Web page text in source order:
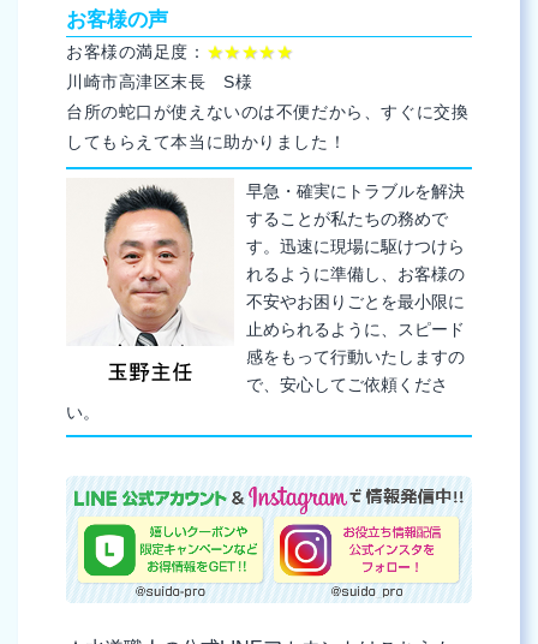
お客様の声
お客様の満足度： ★★★★★
川崎市高津区末長 S様
台所の蛇口が使えないのは不便だから、すぐに交換
してもらえて本当に助かりました！
早急・確実にトラブルを解決
することが私たちの務めで
す。迅速に現場に駆けつけら
れるように準備し、お客様の
不安やお困りごとを最小限に
止められるように、スピード
感をもって行動いたしますの
で、安心してご依頼くださ
い。